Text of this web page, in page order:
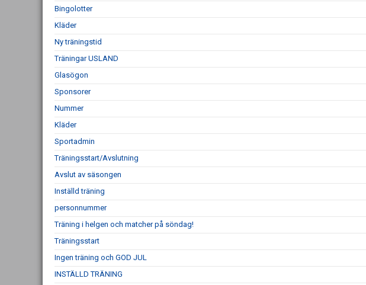
Bingolotter
Kläder
Ny träningstid
Träningar USLAND
Glasögon
Sponsorer
Nummer
Kläder
Sportadmin
Träningsstart/Avslutning
Avslut av säsongen
Inställd träning
personnummer
Träning i helgen och matcher på söndag!
Träningsstart
Ingen träning och GOD JUL
INSTÄLLD TRÄNING